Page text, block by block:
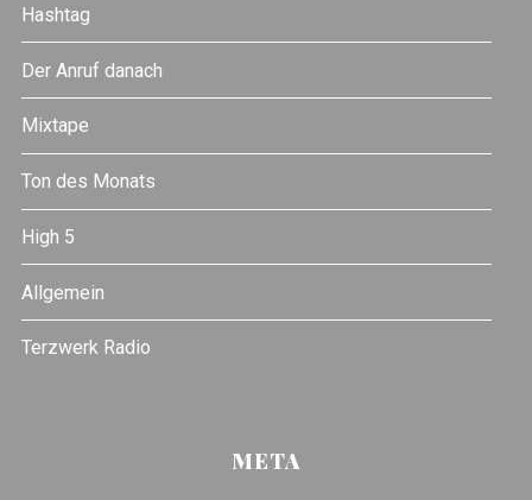
Hashtag
Der Anruf danach
Mixtape
Ton des Monats
High 5
Allgemein
Terzwerk Radio
META